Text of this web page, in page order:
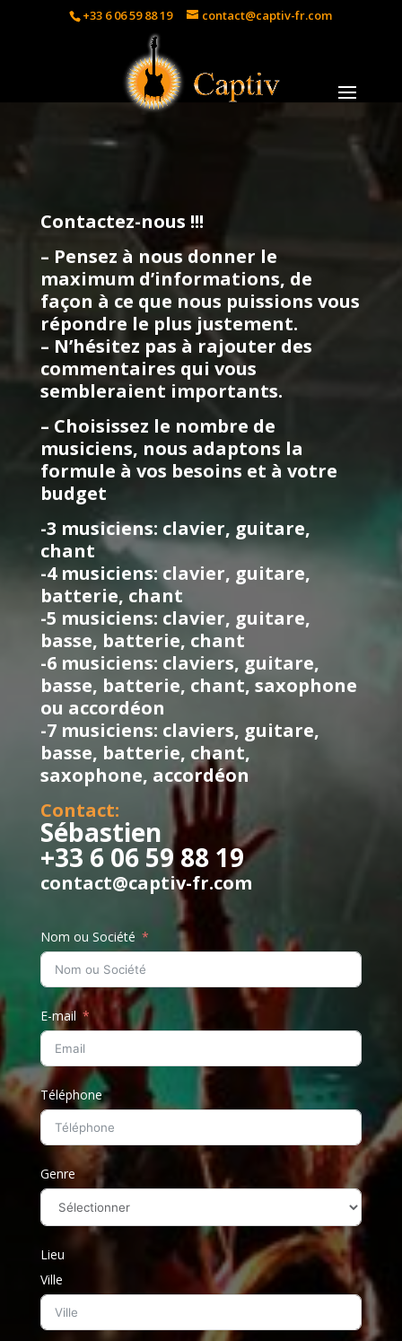
+33 6 06 59 88 19 contact@captiv-fr.com
Contactez-nous !!!
– Pensez à nous donner le
maximum d’informations, de
façon à ce que nous puissions vous
répondre le plus justement.
– N’hésitez pas à rajouter des
commentaires qui vous
sembleraient importants.
– Choisissez le nombre de
musiciens, nous adaptons la
formule à vos besoins et à votre
budget
-3 musiciens: clavier, guitare,
chant
-4 musiciens: clavier, guitare,
batterie, chant
-5 musiciens: clavier, guitare,
basse, batterie, chant
-6 musiciens: claviers, guitare,
basse, batterie, chant, saxophone
ou accordéon
-7 musiciens: claviers, guitare,
basse, batterie, chant,
saxophone, accordéon
Contact:
Sébastien
+33 6 06 59 88 19
contact@captiv-fr.com
Nom ou Société
E-mail
Téléphone
Genre
Lieu
Ville